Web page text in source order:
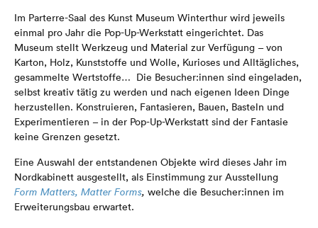
Im Parterre-Saal des Kunst Museum Winterthur wird jeweils
einmal pro Jahr die Pop-Up-Werkstatt eingerichtet. Das
Museum stellt Werkzeug und Material zur Verfügung – von
Karton, Holz, Kunststoffe und Wolle, Kurioses und Alltägliches,
gesammelte Wertstoffe… Die Besucher:innen sind eingeladen,
selbst kreativ tätig zu werden und nach eigenen Ideen Dinge
herzustellen. Konstruieren, Fantasieren, Bauen, Basteln und
Experimentieren – in der Pop-Up-Werkstatt sind der Fantasie
keine Grenzen gesetzt.
Eine Auswahl der entstandenen Objekte wird dieses Jahr im
Nordkabinett ausgestellt, als Einstimmung zur Ausstellung
Form Matters, Matter Forms, welche die Besucher:innen im
Erweiterungsbau erwartet.